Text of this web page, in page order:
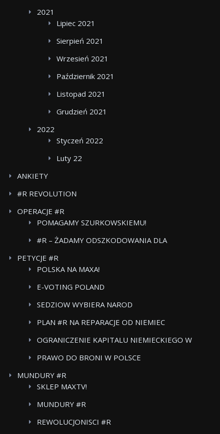
2021
Lipiec 2021
Sierpień 2021
Wrzesień 2021
Październik 2021
Listopad 2021
Grudzień 2021
2022
Styczeń 2022
Luty 22
ANKIETY
#R REVOLUTION
OPERACJE #R
POMAGAMY SZURKOWSKIEMU!
#R – ŻADAMY ODSZKODOWANIA DLA
CARE
PETYCJE #R
POLSKA NA MAXA!
E-VOTING POLAND
SEDZIOW WYBIERA NAROD
PLAN #R NA REPARACJE OD NIEMIEC
OGRANICZENIE KAPITALU NIEMIECKIEGO W
PRAWO DO BRONI W POLSCE
MUNDURY #R
SKLEP MAXTV!
MUNDURY #R
REWOLUCJONISCI #R